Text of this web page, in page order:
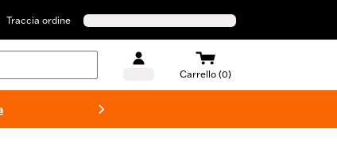
Traccia ordine
Carrello (0)